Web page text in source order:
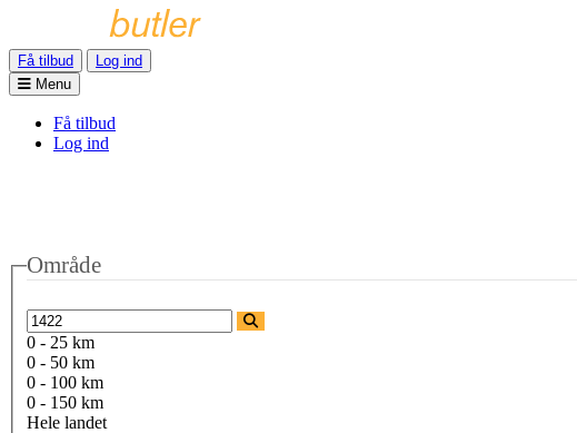
Få tilbud
Log ind
Menu
Få tilbud
Log ind
Område
0 - 25 km
0 - 50 km
0 - 100 km
0 - 150 km
Hele landet